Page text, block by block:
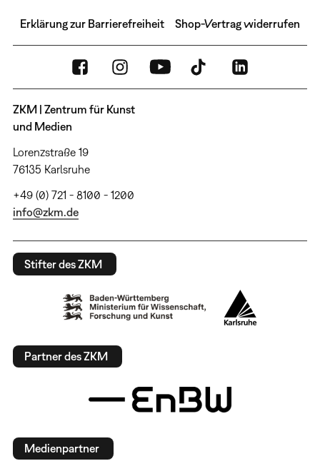
Erklärung zur Barrierefreiheit Shop-Vertrag widerrufen
ZKM | Zentrum für Kunst
und Medien
Lorenzstraße 19
76135 Karlsruhe
+49 (0) 721 - 8100 - 1200
info@zkm.de
Stifter des ZKM
Partner des ZKM
Medienpartner